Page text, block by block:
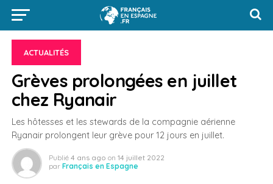
ACTUALITÉS
Grèves prolongées en juillet
chez Ryanair
Les hôtesses et les stewards de la compagnie aérienne
Ryanair prolongent leur grève pour 12 jours en juillet.
Publié 4 ans ago on 14 juillet 2022
par Français en Espagne